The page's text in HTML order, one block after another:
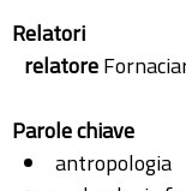
Relatori
relatore
Parole chiave
antropologia